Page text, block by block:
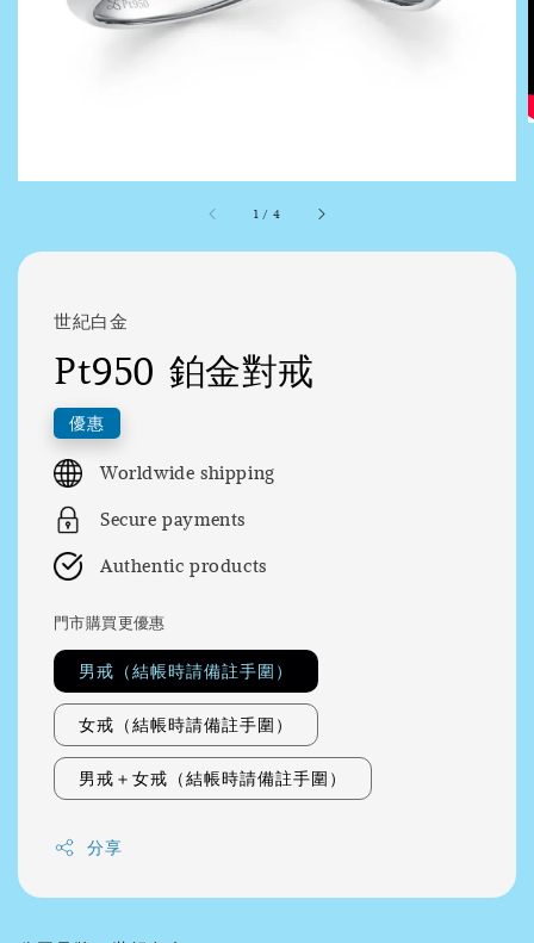
1 / 4
世紀白金
Pt950 鉑金對戒
優惠
Worldwide shipping
Secure payments
Authentic products
門市購買更優惠
男戒（結帳時請備註手圍）
女戒（結帳時請備註手圍）
男戒＋女戒（結帳時請備註手圍）
分享